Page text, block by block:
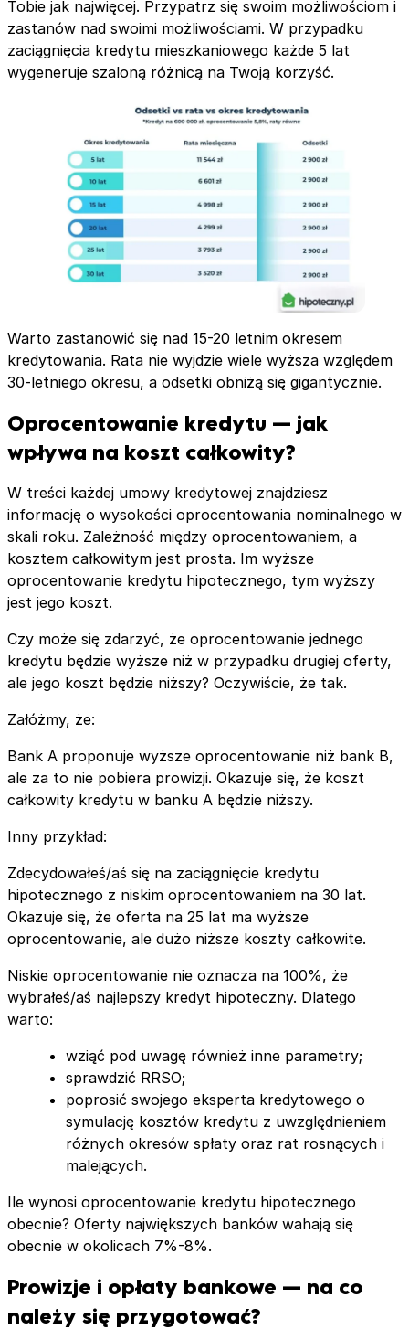
Tobie jak najwięcej. Przypatrz się swoim możliwościom i
zastanów nad swoimi możliwościami. W przypadku
zaciągnięcia kredytu mieszkaniowego każde 5 lat
wygeneruje szaloną różnicą na Twoją korzyść.
Warto zastanowić się nad 15-20 letnim okresem
kredytowania. Rata nie wyjdzie wiele wyższa względem
30-letniego okresu, a odsetki obniżą się gigantycznie.
Oprocentowanie kredytu — jak
wpływa na koszt całkowity?
W treści każdej umowy kredytowej znajdziesz
informację o wysokości oprocentowania nominalnego w
skali roku. Zależność między oprocentowaniem, a
kosztem całkowitym jest prosta. Im wyższe
oprocentowanie kredytu hipotecznego, tym wyższy
jest jego koszt.
Czy może się zdarzyć, że oprocentowanie jednego
kredytu będzie wyższe niż w przypadku drugiej oferty,
ale jego koszt będzie niższy? Oczywiście, że tak.
Załóżmy, że:
Bank A proponuje wyższe oprocentowanie niż bank B,
ale za to nie pobiera prowizji. Okazuje się, że koszt
całkowity kredytu w banku A będzie niższy.
Inny przykład:
Zdecydowałeś/aś się na zaciągnięcie kredytu
hipotecznego z niskim oprocentowaniem na 30 lat.
Okazuje się, że oferta na 25 lat ma wyższe
oprocentowanie, ale dużo niższe koszty całkowite.
Niskie oprocentowanie nie oznacza na 100%, że
wybrałeś/aś najlepszy kredyt hipoteczny. Dlatego
warto:
wziąć pod uwagę również inne parametry;
sprawdzić RRSO;
poprosić swojego eksperta kredytowego o
symulację kosztów kredytu z uwzględnieniem
różnych okresów spłaty oraz rat rosnących i
malejących.
Ile wynosi oprocentowanie kredytu hipotecznego
obecnie? Oferty największych banków wahają się
obecnie w okolicach 7%-8%.
Prowizje i opłaty bankowe — na co
należy się przygotować?